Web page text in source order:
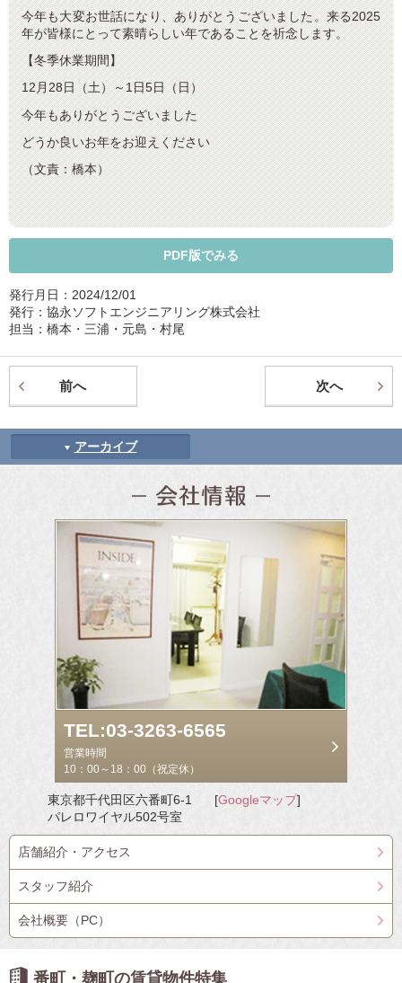
今年も大変お世話になり、ありがとうございました。来る2025
年が皆様にとって素晴らしい年であることを祈念します。
【冬季休業期間】
12月28日（土）～1日5日（日）
今年もありがとうございました
どうか良いお年をお迎えください
（文責：橋本）
PDF版でみる
発行月日：2024/12/01
発行：協永ソフトエンジニアリング株式会社
担当：橋本・三浦・元島・村尾
前へ 次へ
アーカイブ
TEL:03-3263-6565
営業時間
10：00～18：00（祝定休）
東京都千代田区六番町6-1
パレロワイヤル502号室
[Googleマップ]
店舗紹介・アクセス
スタッフ紹介
会社概要（PC）
番町・麹町の賃貸物件特集